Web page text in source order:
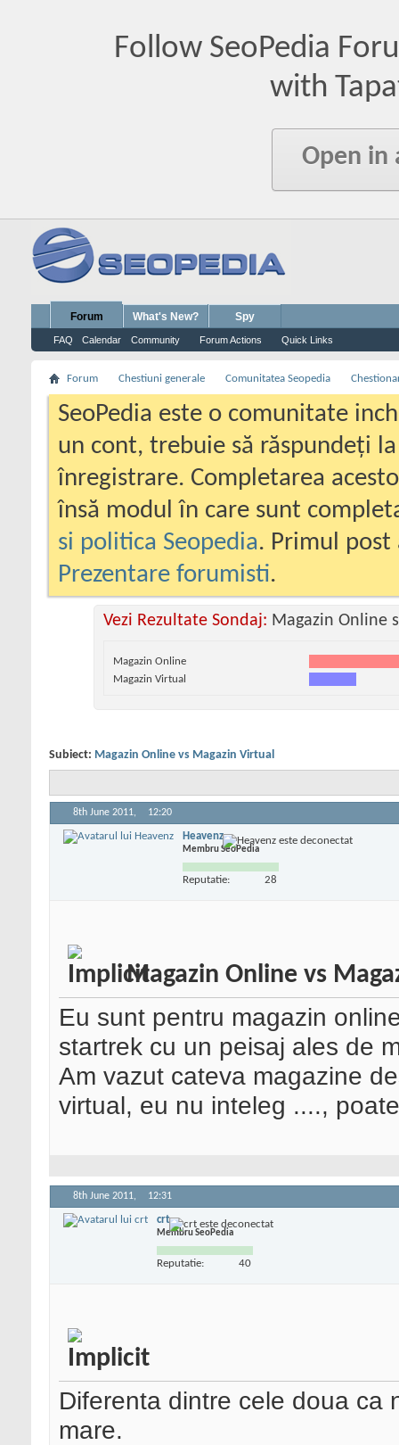
Follow SeoPedia
with
Open in
Forum
FAQ Calendar Community Forum Actions Quick Links
What's New? Spy
Forum Chestiuni generale Comunitatea Seopedia
SeoPedia este o comunitate
un cont, trebuie să răspundeți
înregistrare. Completarea
însă modul în care sunt
si politica Seopedia. Primul
Prezentare forumisti.
Vezi Rezultate Sondaj: Magazin Online
Magazin Online
Magazin Virtual
Subiect: Magazin Online vs Magazin Virtual
8th June 2011, 12:20
Heavenz
Membru SeoPedia
Reputatie: 28
Magazin Online vs
Eu sunt pentru magazin
startrek cu un peisaj ales de
Am vazut cateva magazine
virtual, eu nu inteleg ....,
8th June 2011, 12:31
crt
Membru SeoPedia
Reputatie: 40
Diferenta dintre cele doua ca
mare.